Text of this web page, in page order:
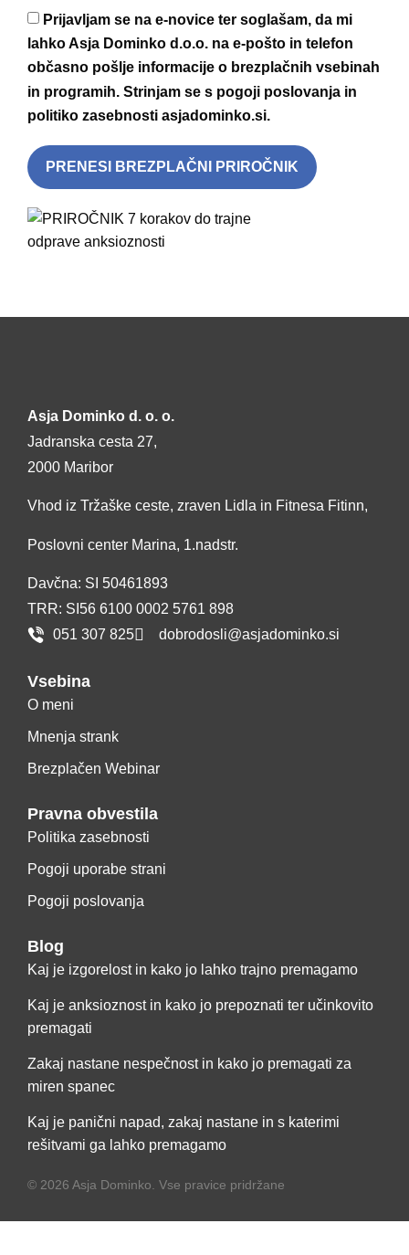
Prijavljam se na e-novice ter soglašam, da mi
lahko Asja Dominko d.o.o. na e-pošto in telefon
občasno pošlje informacije o brezplačnih vsebinah
in programih. Strinjam se s pogoji poslovanja in
politiko zasebnosti asjadominko.si.
PRENESI BREZPLAČNI PRIROČNIK
Asja Dominko d. o. o.
Jadranska cesta 27,
2000 Maribor
Vhod iz Tržaške ceste, zraven Lidla in Fitnesa Fitinn,
Poslovni center Marina, 1.nadstr.
Davčna: SI 50461893
TRR: SI56 6100 0002 5761 898
051 307 825
dobrodosli@asjadominko.si
Vsebina
O meni
Mnenja strank
Brezplačen Webinar
Pravna obvestila
Politika zasebnosti
Pogoji uporabe strani
Pogoji poslovanja
Blog
Kaj je izgorelost in kako jo lahko trajno premagamo
Kaj je anksioznost in kako jo prepoznati ter učinkovito
premagati
Zakaj nastane nespečnost in kako jo premagati za
miren spanec
Kaj je panični napad, zakaj nastane in s katerimi
rešitvami ga lahko premagamo
© 2026 Asja Dominko. Vse pravice pridržane